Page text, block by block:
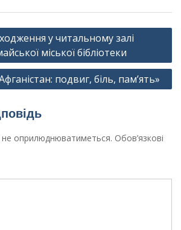
у читальному залі
міської бібліотеки
подвиг, біль, пам’ять»
оприлюднюватиметься. Обов’язкові